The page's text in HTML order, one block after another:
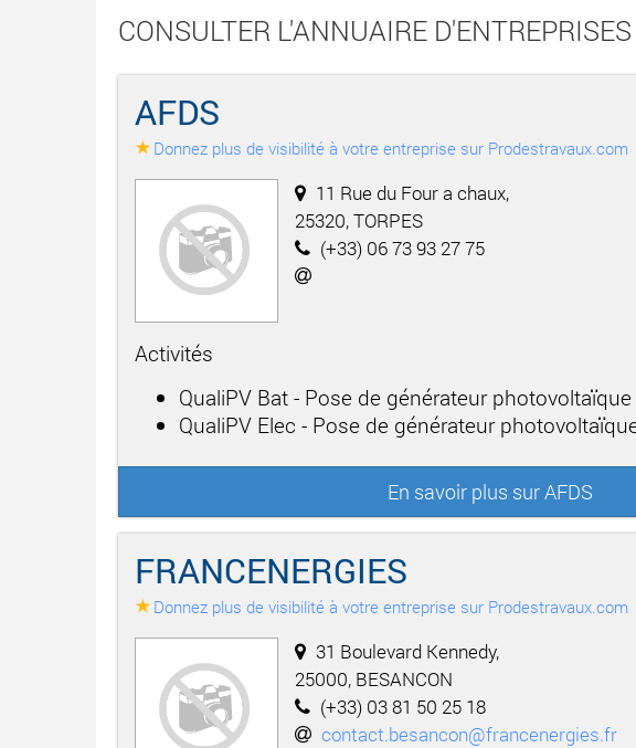
CONSULTER L'ANNUAIRE
AFDS
Donnez plus de visibilité à votre entreprise sur Prodestravaux.com
11 Rue du Four a chaux,
25320, TORPES
(+33) 06 73 93 27 75
Activités
QualiPV Bat - Pose de générateur
QualiPV Elec - Pose de générateur
En savoir plus sur AFDS
FRANCENERGIES
Donnez plus de visibilité à votre entreprise sur Prodestravaux.com
31 Boulevard Kennedy,
25000, BESANCON
(+33) 03 81 50 25 18
contact.besancon@francenergies.fr